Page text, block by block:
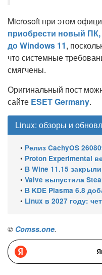
Microsoft при этом
приобрести новый
до Windows 11,
что системные
смягчены.
Оригинальный пост
сайте ESET Germany.
Linux: обзоры и
• Релиз CachyOS 260809: Shelly
• Proton Experimental вернул запуск
• В Wine 11.15 закрыли 41
• Valve выпустила SteamOS 3.8.25 Beta: прошивка 108 для
• В KDE Plasma 6.8 добавили
• Linux в 2027 году: четыре
© Comss.one.